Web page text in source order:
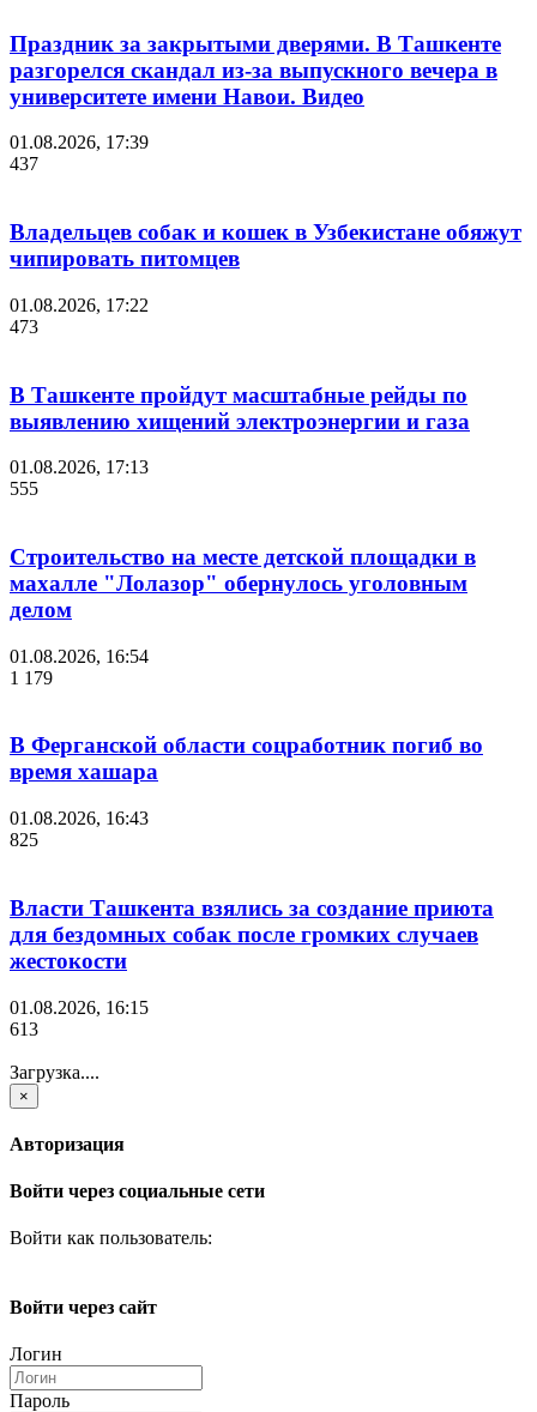
Праздник за закрытыми дверями. В Ташкенте
разгорелся скандал из-за выпускного вечера в
университете имени Навои. Видео
01.08.2026, 17:39
437
Владельцев собак и кошек в Узбекистане обяжут
чипировать питомцев
01.08.2026, 17:22
473
В Ташкенте пройдут масштабные рейды по
выявлению хищений электроэнергии и газа
01.08.2026, 17:13
555
Строительство на месте детской площадки в
махалле "Лолазор" обернулось уголовным
делом
01.08.2026, 16:54
1 179
В Ферганской области соцработник погиб во
время хашара
01.08.2026, 16:43
825
Власти Ташкента взялись за создание приюта
для бездомных собак после громких случаев
жестокости
01.08.2026, 16:15
613
Загрузка....
×
Авторизация
Войти через социальные сети
Войти как пользователь:
Войти через сайт
Логин
Пароль